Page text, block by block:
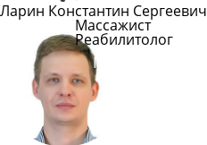
Ларин Константин Сергеевич
Массажист
Реабилитолог
Подробнее